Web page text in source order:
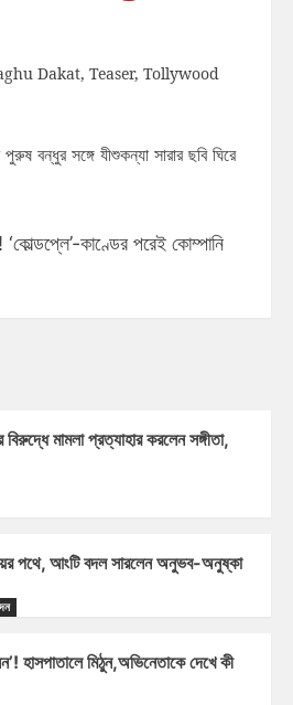
Dakat, Teaser, Tollywood
বন্ধুর সঙ্গে যীশুকন্যা সারার ছবি ঘিরে
‘কোল্ডপ্লে’-কাণ্ডের পরেই কোম্পানি
মামলা প্রত্যাহার করলেন সঙ্গীতা,
পথে, আংটি বদল সারলেন অনুভব-অনুষ্কা
হাসপাতালে মিঠুন,অভিনেতাকে দেখে কী